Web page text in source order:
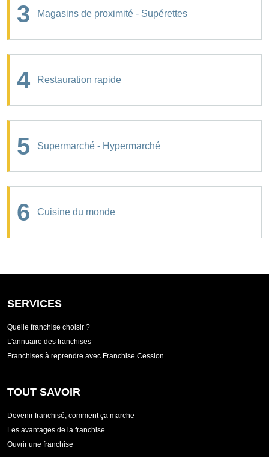
3 Magasins de proximité - Supérettes
4 Restauration rapide
5 Supermarché - Hypermarché
6 Cuisine du monde
SERVICES
Quelle franchise choisir ?
L'annuaire des franchises
Franchises à reprendre avec Franchise Cession
TOUT SAVOIR
Devenir franchisé, comment ça marche
Les avantages de la franchise
Ouvrir une franchise